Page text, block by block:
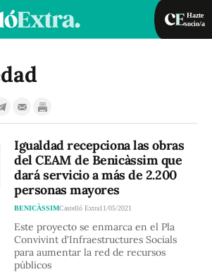
Hazte
socio/a
VA
Igualdad recepciona las obras
del CEAM de Benicàssim que
dará servicio a más de 2.200
personas mayores
BENICÀSSIMCastelló Extra11/05/2021
Este proyecto se enmarca en el Pla
Convivint d'Infraestructures Socials
para aumentar la red de recursos
públicos